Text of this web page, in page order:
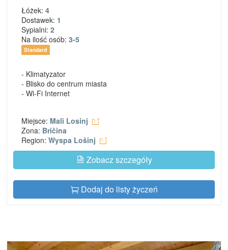
Łóżek: 4
Dostawek: 1
Sypialni: 2
Na ilość osób: 3-5
Standard
- Klimatyzator
- Blisko do centrum miasta
- Wi-Fi Internet
Miejsce: Mali Losinj
Zona: Bričina
Region: Wyspa Lošinj
Zobacz szczegóły
Dodaj do listy życzeń